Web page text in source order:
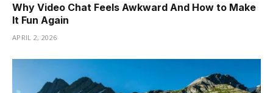
Why Video Chat Feels Awkward And How to Make
It Fun Again
APRIL 2, 2026